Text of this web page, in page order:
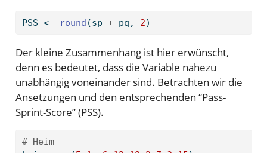
PSS <- round (sp + pq, 2)
Der kleine Zusammenhang ist hier erwünscht,
denn es bedeutet, dass die Variable nahezu
unabhängig voneinander sind. Betrachten wir die
Ansetzungen und den entsprechenden “Pass-
Sprint-Score” (PSS).
# Heim